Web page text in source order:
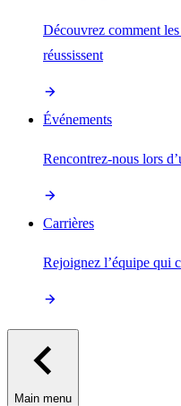
Découvrez comment
réussissent
Événements
Rencontrez-nous lors
Carrières
Rejoignez l’équipe qui
Main menu